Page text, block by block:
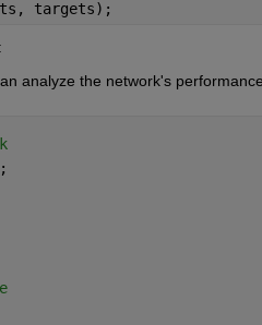
targets);
analyze the network's